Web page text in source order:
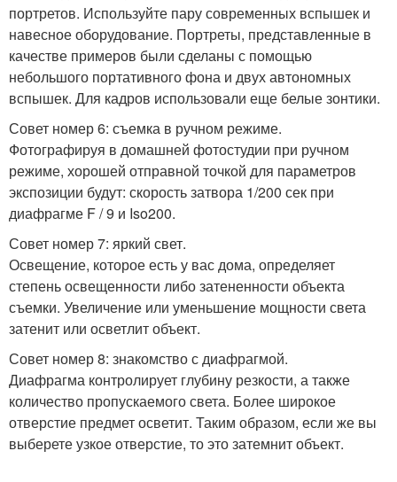
портретов. Используйте пару современных вспышек и
навесное оборудование. Портреты, представленные в
качестве примеров были сделаны с помощью
небольшого портативного фона и двух автономных
вспышек. Для кадров использовали еще белые зонтики.
Совет номер 6: съемка в ручном режиме.
Фотографируя в домашней фотостудии при ручном
режиме, хорошей отправной точкой для параметров
экспозиции будут: скорость затвора 1/200 сек при
диафрагме F / 9 и Iso200.
Совет номер 7: яркий свет.
Освещение, которое есть у вас дома, определяет
степень освещенности либо затененности объекта
съемки. Увеличение или уменьшение мощности света
затенит или осветлит объект.
Совет номер 8: знакомство с диафрагмой.
Диафрагма контролирует глубину резкости, а также
количество пропускаемого света. Более широкое
отверстие предмет осветит. Таким образом, если же вы
выберете узкое отверстие, то это затемнит объект.